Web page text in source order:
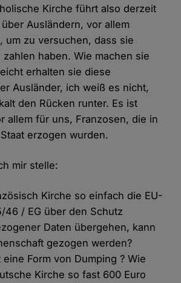
Kirche führt also derzeit
Ausländern, vor allem
um zu versuchen, dass sie
haben. Wie machen sie
erhalten sie diese
Ausländer, ich weiß es nicht,
den Rücken runter. Es ist
allem für uns, Franzosen, die in
erzogen wurden.
mir stelle:
Kirche so einfach die EU-
46 / EG über den Schutz
Daten übergehen, kann
gezogen werden?
eine Form von Dumping ? Wie
Kirche so fast 600 Euro